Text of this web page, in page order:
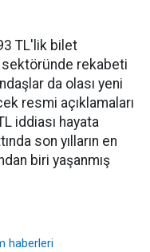
TL'lik bilet
sektöründe rekabeti
da olası yeni
resmi açıklamaları
iddiası hayata
son yılların en
biri yaşanmış
haberleri